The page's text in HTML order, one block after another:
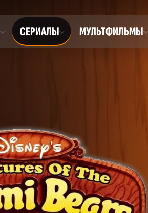
СЕРИАЛЫ МУЛЬТФИЛЬМЫ